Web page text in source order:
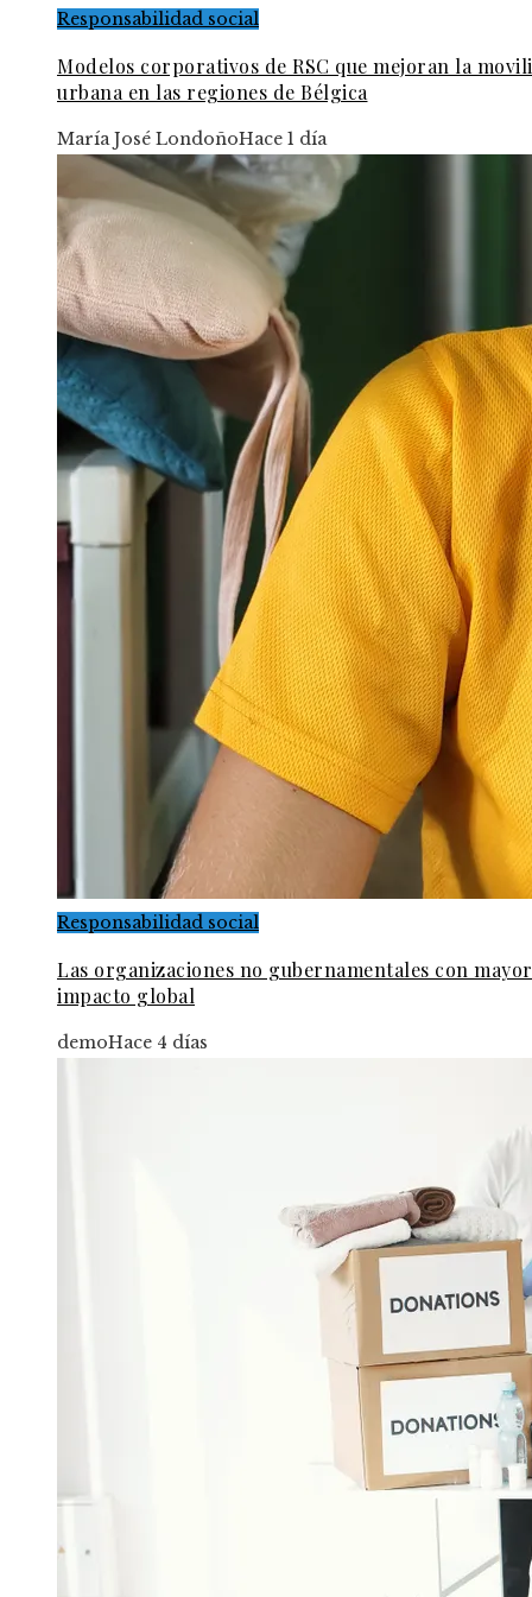
Responsabilidad social
Modelos corporativos de RSC que mejoran la
urbana en las regiones de Bélgica
María José LondoñoHace 1 día
Responsabilidad social
Las organizaciones no gubernamentales con mayor
impacto global
demoHace 4 días